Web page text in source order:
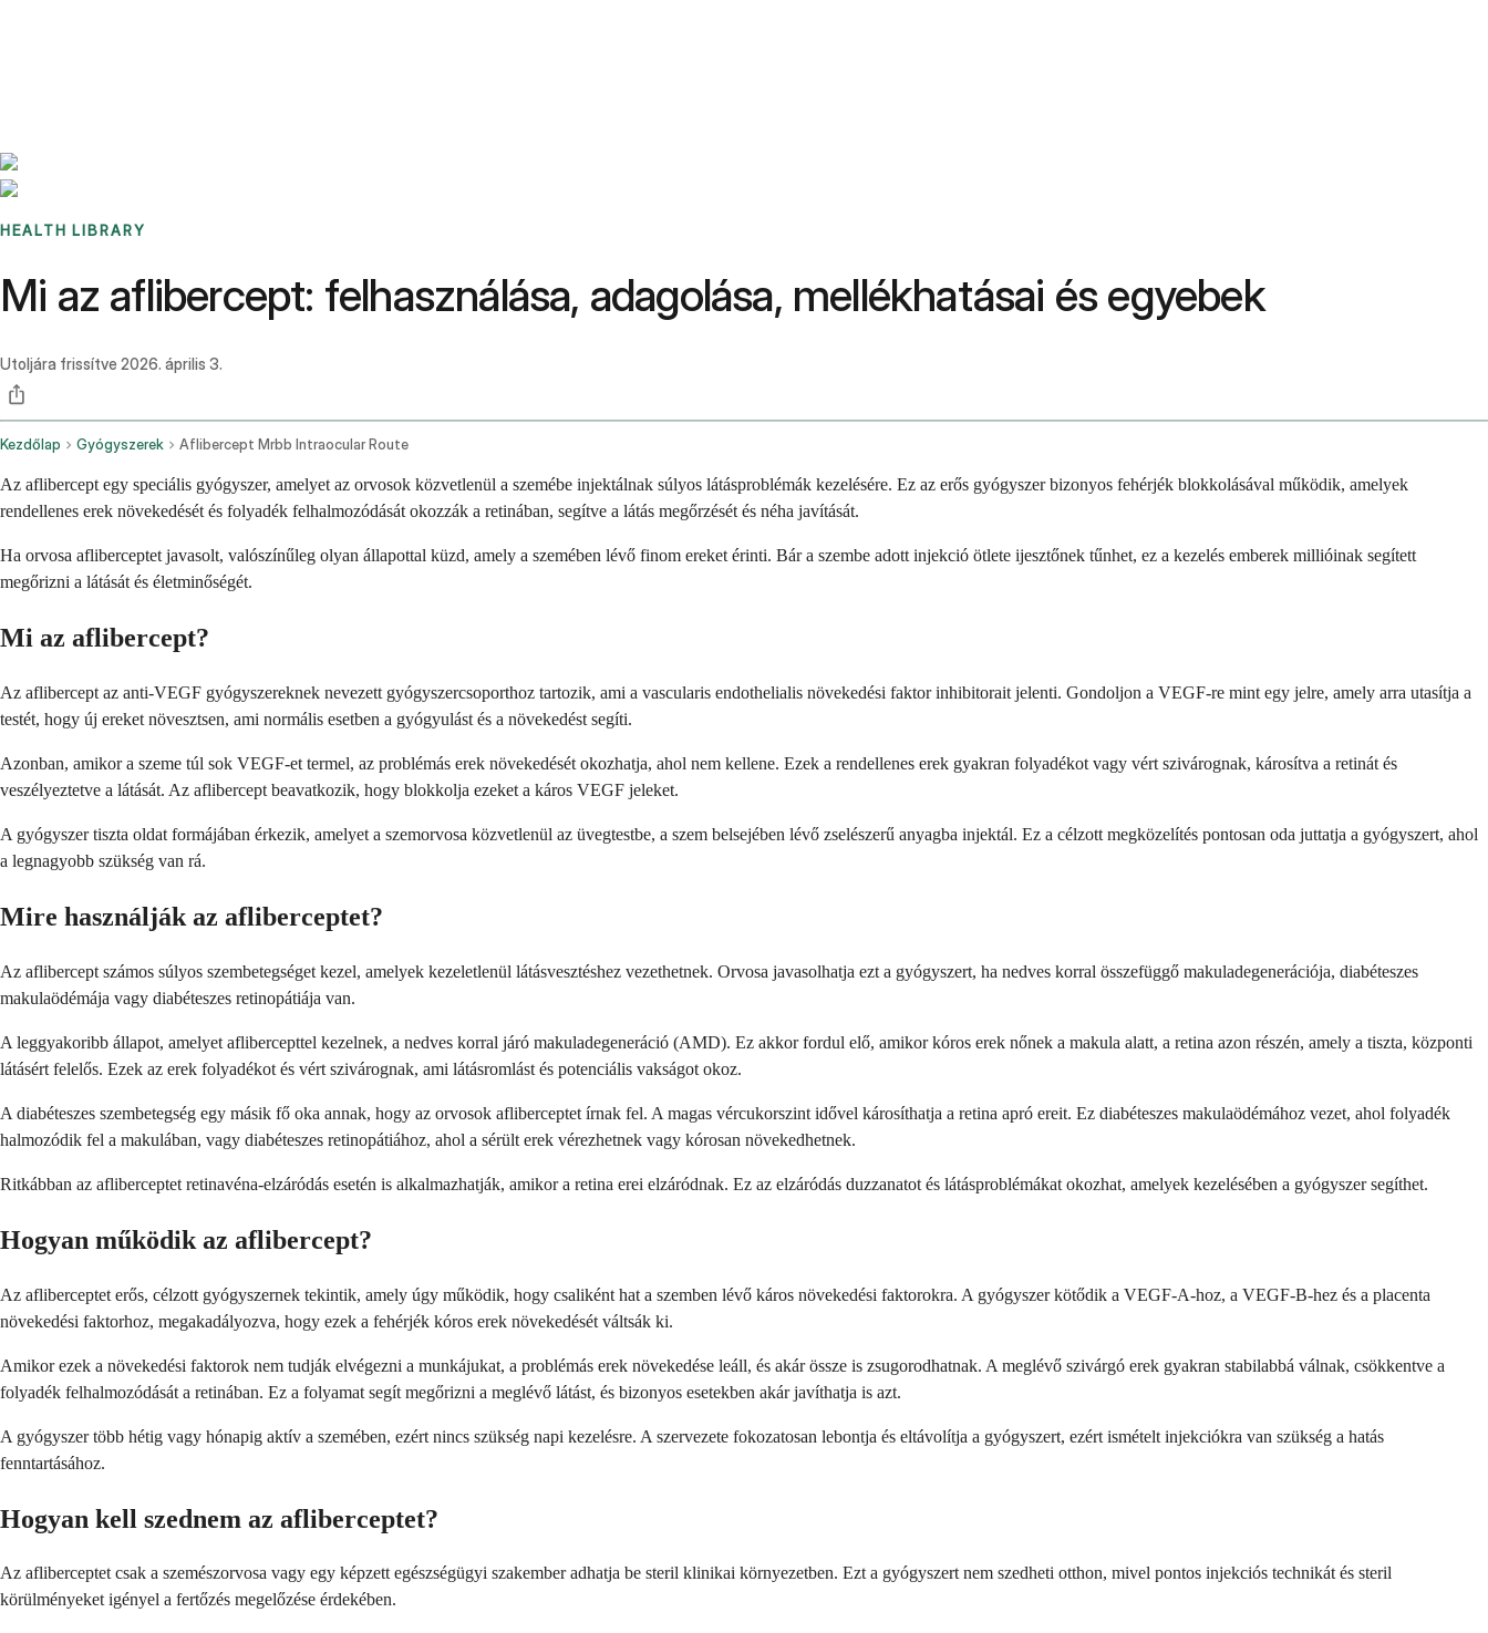
HEALTH LIBRARY
Mi az aflibercept: felhasználása, adagolása, mellékhatásai és egyebek
Utoljára frissítve 2026. április 3.
Kezdőlap Gyógyszerek Aflibercept Mrbb Intraocular Route
Az aflibercept egy speciális gyógyszer, amelyet az orvosok közvetlenül a szemébe injektálnak súlyos látásproblémák kezelésére. Ez az erős gyógyszer bizonyos fehérjék blokkolásával működik, amelyek
rendellenes erek növekedését és folyadék felhalmozódását okozzák a retinában, segítve a látás megőrzését és néha javítását.
Ha orvosa afliberceptet javasolt, valószínűleg olyan állapottal küzd, amely a szemében lévő finom ereket érinti. Bár a szembe adott injekció ötlete ijesztőnek tűnhet, ez a kezelés emberek millióinak segített
megőrizni a látását és életminőségét.
Mi az aflibercept?
Az aflibercept az anti-VEGF gyógyszereknek nevezett gyógyszercsoporthoz tartozik, ami a vascularis endothelialis növekedési faktor inhibitorait jelenti. Gondoljon a VEGF-re mint egy jelre, amely arra utasítja a
testét, hogy új ereket növesztsen, ami normális esetben a gyógyulást és a növekedést segíti.
Azonban, amikor a szeme túl sok VEGF-et termel, az problémás erek növekedését okozhatja, ahol nem kellene. Ezek a rendellenes erek gyakran folyadékot vagy vért szivárognak, károsítva a retinát és
veszélyeztetve a látását. Az aflibercept beavatkozik, hogy blokkolja ezeket a káros VEGF jeleket.
A gyógyszer tiszta oldat formájában érkezik, amelyet a szemorvosa közvetlenül az üvegtestbe, a szem belsejében lévő zselészerű anyagba injektál. Ez a célzott megközelítés pontosan oda juttatja a gyógyszert, ahol
a legnagyobb szükség van rá.
Mire használják az afliberceptet?
Az aflibercept számos súlyos szembetegséget kezel, amelyek kezeletlenül látásvesztéshez vezethetnek. Orvosa javasolhatja ezt a gyógyszert, ha nedves korral összefüggő makuladegenerációja, diabéteszes
makulaödémája vagy diabéteszes retinopátiája van.
A leggyakoribb állapot, amelyet aflibercepttel kezelnek, a nedves korral járó makuladegeneráció (AMD). Ez akkor fordul elő, amikor kóros erek nőnek a makula alatt, a retina azon részén, amely a tiszta, központi
látásért felelős. Ezek az erek folyadékot és vért szivárognak, ami látásromlást és potenciális vakságot okoz.
A diabéteszes szembetegség egy másik fő oka annak, hogy az orvosok afliberceptet írnak fel. A magas vércukorszint idővel károsíthatja a retina apró ereit. Ez diabéteszes makulaödémához vezet, ahol folyadék
halmozódik fel a makulában, vagy diabéteszes retinopátiához, ahol a sérült erek vérezhetnek vagy kórosan növekedhetnek.
Ritkábban az afliberceptet retinavéna-elzáródás esetén is alkalmazhatják, amikor a retina erei elzáródnak. Ez az elzáródás duzzanatot és látásproblémákat okozhat, amelyek kezelésében a gyógyszer segíthet.
Hogyan működik az aflibercept?
Az afliberceptet erős, célzott gyógyszernek tekintik, amely úgy működik, hogy csaliként hat a szemben lévő káros növekedési faktorokra. A gyógyszer kötődik a VEGF-A-hoz, a VEGF-B-hez és a placenta
növekedési faktorhoz, megakadályozva, hogy ezek a fehérjék kóros erek növekedését váltsák ki.
Amikor ezek a növekedési faktorok nem tudják elvégezni a munkájukat, a problémás erek növekedése leáll, és akár össze is zsugorodhatnak. A meglévő szivárgó erek gyakran stabilabbá válnak, csökkentve a
folyadék felhalmozódását a retinában. Ez a folyamat segít megőrizni a meglévő látást, és bizonyos esetekben akár javíthatja is azt.
A gyógyszer több hétig vagy hónapig aktív a szemében, ezért nincs szükség napi kezelésre. A szervezete fokozatosan lebontja és eltávolítja a gyógyszert, ezért ismételt injekciókra van szükség a hatás
fenntartásához.
Hogyan kell szednem az afliberceptet?
Az afliberceptet csak a szemészorvosa vagy egy képzett egészségügyi szakember adhatja be steril klinikai környezetben. Ezt a gyógyszert nem szedheti otthon, mivel pontos injekciós technikát és steril
körülményeket igényel a fertőzés megelőzése érdekében.